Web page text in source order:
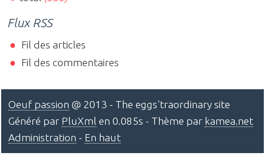
Flux RSS
Fil des articles
Fil des commentaires
Oeuf passion @ 2013 - The eggs'traordinary site
Généré par PluXml en 0.085s - Thème par kamea.net
Administration - En haut